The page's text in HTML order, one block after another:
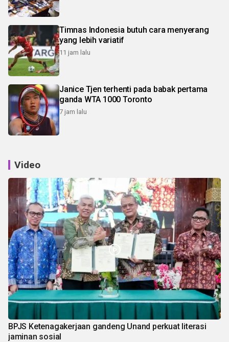
Timnas Indonesia butuh cara menyerang
yang lebih variatif
11 jam lalu
Janice Tjen terhenti pada babak pertama
ganda WTA 1000 Toronto
7 jam lalu
Video
BPJS Ketenagakerjaan gandeng Unand perkuat literasi
jaminan sosial